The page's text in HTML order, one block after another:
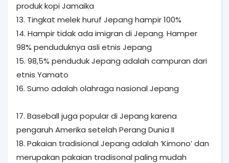
produk kopi Jamaika
13. Tingkat melek huruf Jepang hampir 100%
14. Hampir tidak ada imigran di Jepang. Hamper
98% penduduknya asli etnis Jepang
15. 98,5% penduduk Jepang adalah campuran dari
etnis Yamato
16. Sumo adalah olahraga nasional Jepang
17. Baseball juga popular di Jepang karena
pengaruh Amerika setelah Perang Dunia II
18. Pakaian tradisional Jepang adalah ‘Kimono’ dan
merupakan pakaian tradisonal paling mudah